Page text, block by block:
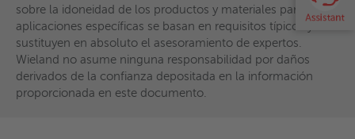
sobre la idoneidad de los productos y materiales para
aplicaciones específicas se basan en requisitos típicos y no
sustituyen en absoluto el asesoramiento de expertos.
Wieland no asume ninguna responsabilidad por daños
derivados de la confianza depositada en la información
proporcionada en este documento.
Las propiedades de los productos y materiales indicadas en
este documento son de carácter general y sirven
exclusivamente para fines informativos. Las afirmaciones
sobre la idoneidad de los productos y materiales para